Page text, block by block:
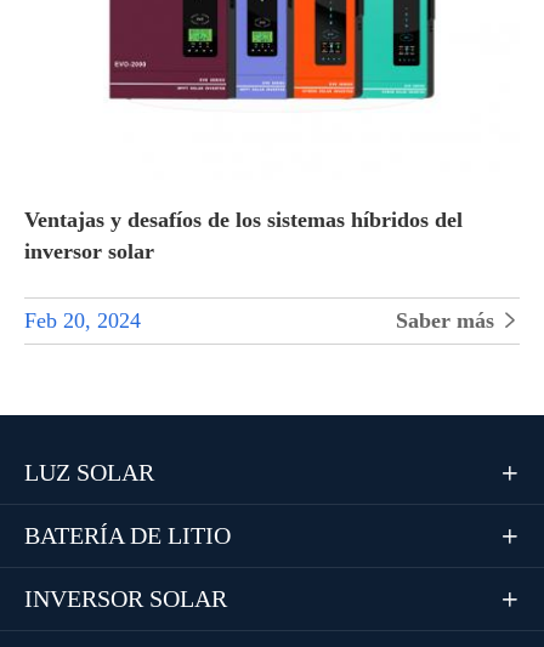
Ventajas y desafíos de los sistemas híbridos del
inversor solar
Feb 20, 2024 Saber más 
LUZ SOLAR 
BATERÍA DE LITIO 
INVERSOR SOLAR 